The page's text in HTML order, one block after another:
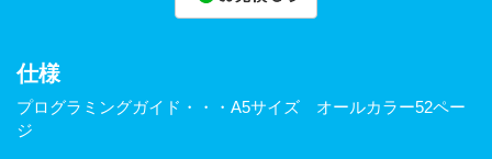
仕様
プログラミングガイド・・・A5サイズ オールカラー52ペー
ジ